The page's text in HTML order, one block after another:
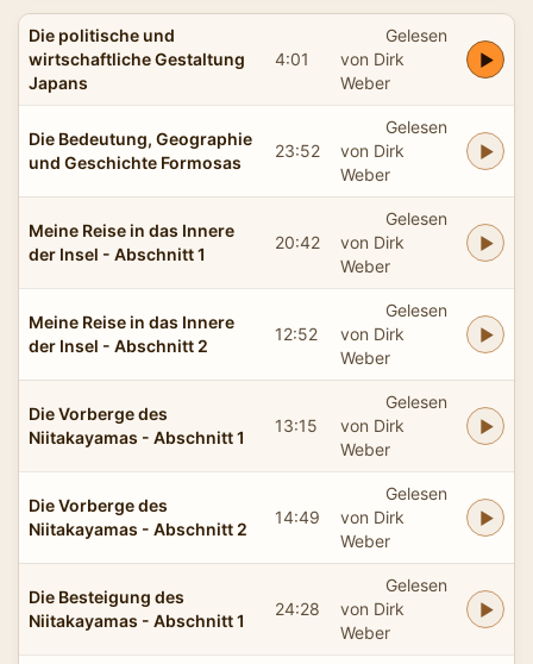
Die politische und
wirtschaftliche Gestaltung
Japans
4:01
Gelesen
von Dirk
Weber
Die Bedeutung, Geographie
und Geschichte Formosas
23:52
Gelesen
von Dirk
Weber
Meine Reise in das Innere
der Insel - Abschnitt 1
20:42
Gelesen
von Dirk
Weber
Meine Reise in das Innere
der Insel - Abschnitt 2
12:52
Gelesen
von Dirk
Weber
Die Vorberge des
Niitakayamas - Abschnitt 1
13:15
Gelesen
von Dirk
Weber
Die Vorberge des
Niitakayamas - Abschnitt 2
14:49
Gelesen
von Dirk
Weber
Die Besteigung des
Niitakayamas - Abschnitt 1
24:28
Gelesen
von Dirk
Weber